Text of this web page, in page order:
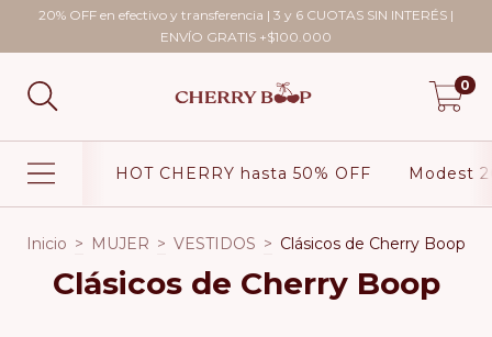
20% OFF en efectivo y transferencia | 3 y 6 CUOTAS SIN INTERÉS |
ENVÍO GRATIS +$100.000
0
HOT CHERRY hasta 50% OFF Modest
Inicio > MUJER > VESTIDOS > Clásicos de Cherry Boop
Clásicos de Cherry Boop